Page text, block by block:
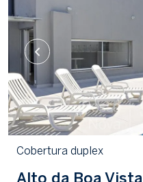
Cobertura duplex